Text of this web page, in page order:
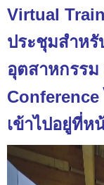
Virtual
ประชุมสำหรั
อุตสาหกรรม
เข้าไปอยู่ที่ห